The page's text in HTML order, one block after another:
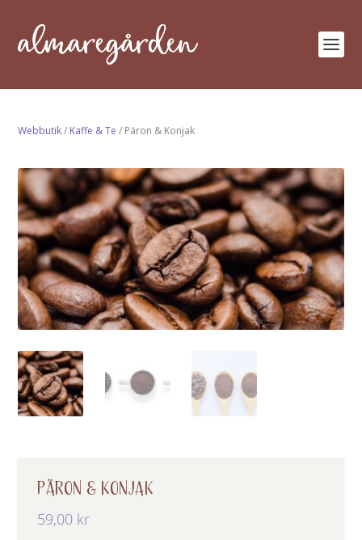
Webbutik/ Kaffe & Te / Päron & Konjak
PÄRON & KONJAK
59,00 kr